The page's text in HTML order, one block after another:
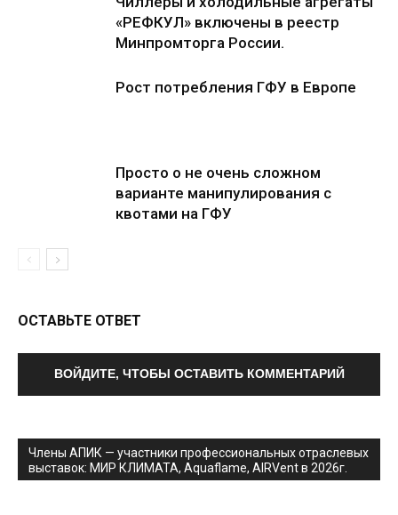
«РЕФКУЛ» включены в реестр
Минпромторга России.
Рост потребления ГФУ в Европе
Просто о не очень сложном
варианте манипулирования с
квотами на ГФУ
ОСТАВЬТЕ ОТВЕТ
ВОЙДИТЕ, ЧТОБЫ ОСТАВИТЬ КОММЕНТАРИЙ
Члены АПИК — участники профессиональных отраслевых
выставок: МИР КЛИМАТА, Aquaflame, AIRVent в 2026г.